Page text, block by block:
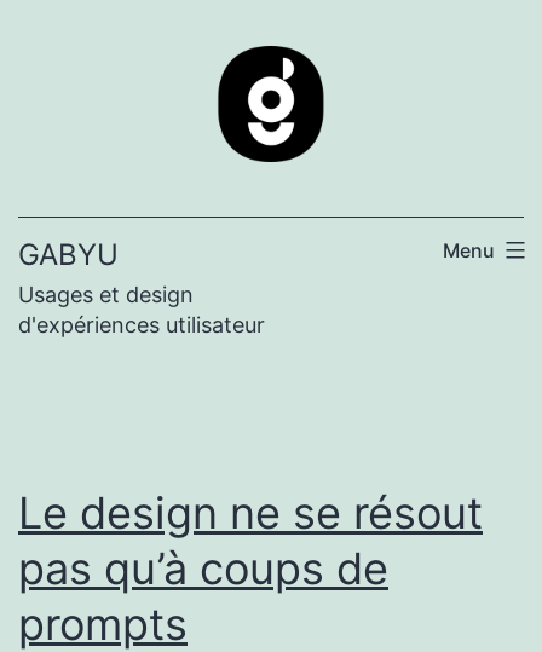
GABYU
Usages et design
d'expériences utilisateur
Menu
Le design ne se résout
pas qu’à coups de
prompts